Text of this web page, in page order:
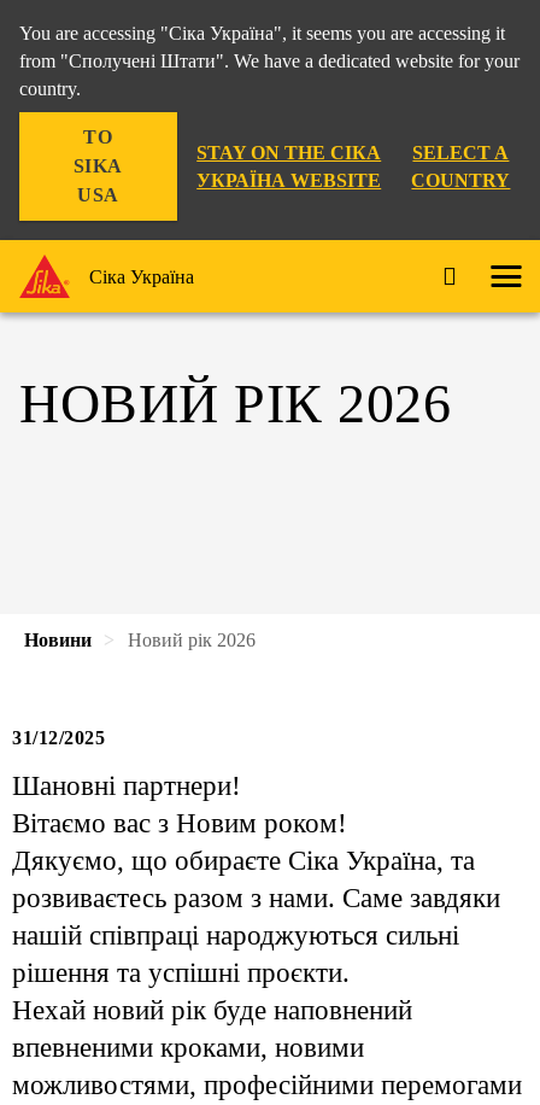
You are accessing "Сіка Україна", it seems you are accessing it
from "Сполучені Штати". We have a dedicated website for your
country.
TO
SIKA
USA
STAY ON THE СІКА
УКРАЇНА WEBSITE
SELECT A
COUNTRY
Сіка Україна
НОВИЙ РІК 2026
Новини Новий рік 2026
31/12/2025
Шановні партнери!
Вітаємо вас з Новим роком!
Дякуємо, що обираєте Сіка Україна, та
розвиваєтесь разом з нами. Саме завдяки
нашій співпраці народжуються сильні
рішення та успішні проєкти.
Нехай новий рік буде наповнений
впевненими кроками, новими
можливостями, професійними перемогами